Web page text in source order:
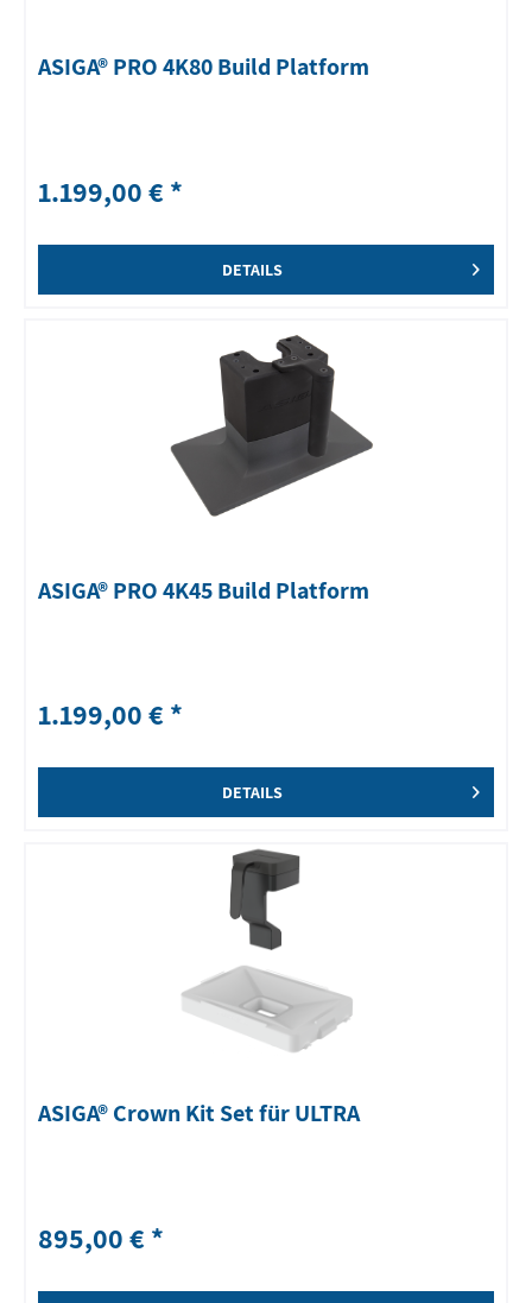
ASIGA® PRO 4K80 Build Platform
1.199,00 € *
DETAILS
ASIGA® PRO 4K45 Build Platform
1.199,00 € *
DETAILS
ASIGA® Crown Kit Set für ULTRA
895,00 € *